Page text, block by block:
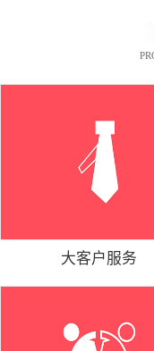
大客户服务